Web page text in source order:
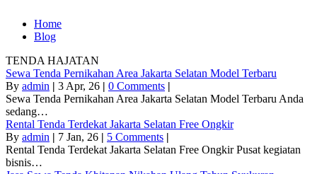
Home
Blog
TENDA HAJATAN
Sewa Tenda Pernikahan Area Jakarta Selatan Model Terbaru
By admin | 3 Apr, 26 | 0 Comments |
Sewa Tenda Pernikahan Area Jakarta Selatan Model Terbaru Anda
sedang…
Rental Tenda Terdekat Jakarta Selatan Free Ongkir
By admin | 7 Jan, 26 | 5 Comments |
Rental Tenda Terdekat Jakarta Selatan Free Ongkir Pusat kegiatan
bisnis…